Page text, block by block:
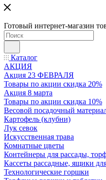
Готовый интернет-магазин
Каталог
АКЦИЯ
Акция 23 ФЕВРАЛЯ
Товары по акции скидка 20%
Акция 8 марта
Товары по акции скидка 10%
Весовой посадочный
Картофель (клубни)
Лук севок
Искусственная трава
Комнатные цветы
Контейнеры для рассады,
Кассеты рассадные, ящики
Технологические горшки